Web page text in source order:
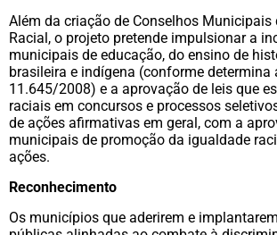
Além da criação de Conselhos Municipais
Racial, o projeto pretende impulsionar a
municipais de educação, do ensino de
brasileira e indígena (conforme determina
11.645/2008) e a aprovação de leis que
raciais em concursos e processos
de ações afirmativas em geral, com a
municipais de promoção da igualdade
ações.
Reconhecimento
Os municípios que aderirem e